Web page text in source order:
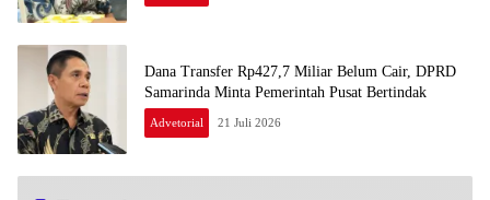
Dana Transfer Rp427,7 Miliar Belum Cair, DPRD
Samarinda Minta Pemerintah Pusat Bertindak
Advetorial 21 Juli 2026